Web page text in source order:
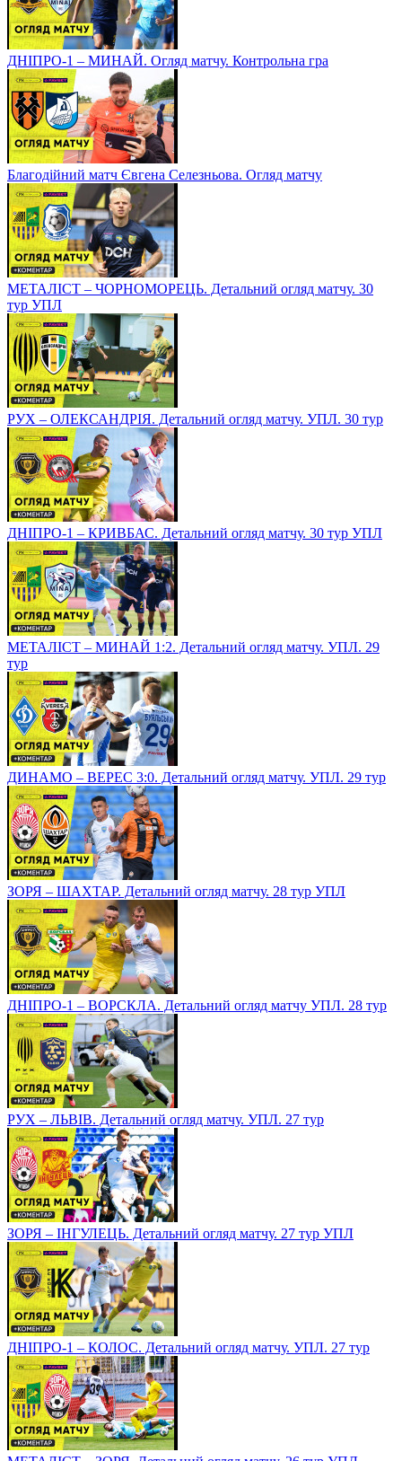
ДНІПРО-1 – МИНАЙ. Огляд матчу. Контрольна гра
Благодійний матч Євгена Селезньова. Огляд матчу
МЕТАЛІСТ – ЧОРНОМОРЕЦЬ. Детальний огляд матчу. 30
тур УПЛ
РУХ – ОЛЕКСАНДРІЯ. Детальний огляд матчу. УПЛ. 30 тур
ДНІПРО-1 – КРИВБАС. Детальний огляд матчу. 30 тур УПЛ
МЕТАЛІСТ – МИНАЙ 1:2. Детальний огляд матчу. УПЛ. 29
тур
ДИНАМО – ВЕРЕС 3:0. Детальний огляд матчу. УПЛ. 29 тур
ЗОРЯ – ШАХТАР. Детальний огляд матчу. 28 тур УПЛ
ДНІПРО-1 – ВОРСКЛА. Детальний огляд матчу УПЛ. 28 тур
РУХ – ЛЬВІВ. Детальний огляд матчу. УПЛ. 27 тур
ЗОРЯ – ІНГУЛЕЦЬ. Детальний огляд матчу. 27 тур УПЛ
ДНІПРО-1 – КОЛОС. Детальний огляд матчу. УПЛ. 27 тур